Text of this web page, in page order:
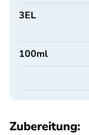
3EL
100ml
Zubereitung: